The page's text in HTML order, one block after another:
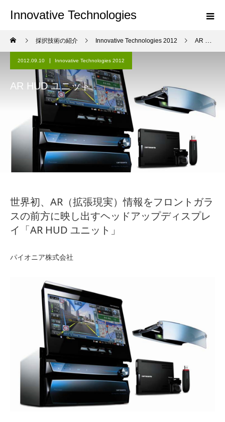
Innovative Technologies
採択技術の紹介 Innovative Technologies 2012 AR HUD ユニット
2012.09.10 Innovative Technologies 2012
AR HUD ユニット
世界初、AR（拡張現実）情報をフロントガラ
スの前方に映し出すヘッドアップディスプレ
イ「AR HUD ユニット」
パイオニア株式会社